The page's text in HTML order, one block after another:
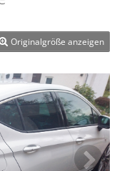
Originalgröße anzeigen